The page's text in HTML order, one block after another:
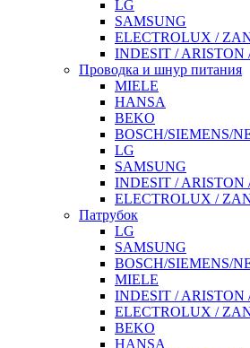
LG
SAMSUNG
ELECTROLUX /
INDESIT / ARISTON
Проводка и шнур питания
MIELE
HANSA
BEKO
BOSCH/SIEMENS/
LG
SAMSUNG
INDESIT / ARISTON
ELECTROLUX /
Патрубок
LG
SAMSUNG
BOSCH/SIEMENS/
MIELE
INDESIT / ARISTON
ELECTROLUX /
BEKO
HANSA